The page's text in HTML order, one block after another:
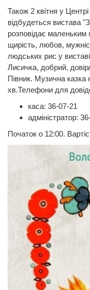
Також 2 квітня у
відбудеться вистава
розповідає маленьким
щирість, любов,
людських рис у
Лисичка, добрий,
Півник. Музична казка
хв.Телефони для
каса: 36-07-21
адміністратор:
Початок о 12:00.